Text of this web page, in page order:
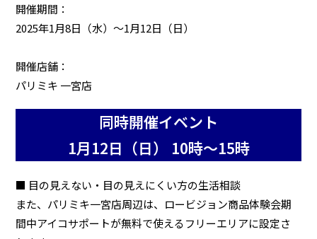
開催期間：
2025年1月8日（水）～1月12日（日）
開催店舗：
パリミキ 一宮店
同時開催イベント
1月12日（日） 10時～15時
■ 目の見えない・目の見えにくい方の生活相談
また、パリミキ一宮店周辺は、ロービジョン商品体験会期
間中アイコサポートが無料で使えるフリーエリアに設定さ